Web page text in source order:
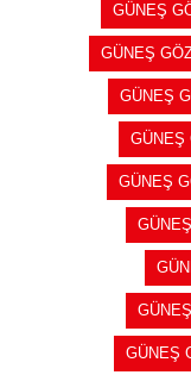
GÜNEŞ
GÜNEŞ
GÜNEŞ
GÜNEŞ
GÜNEŞ
GÜNEŞ